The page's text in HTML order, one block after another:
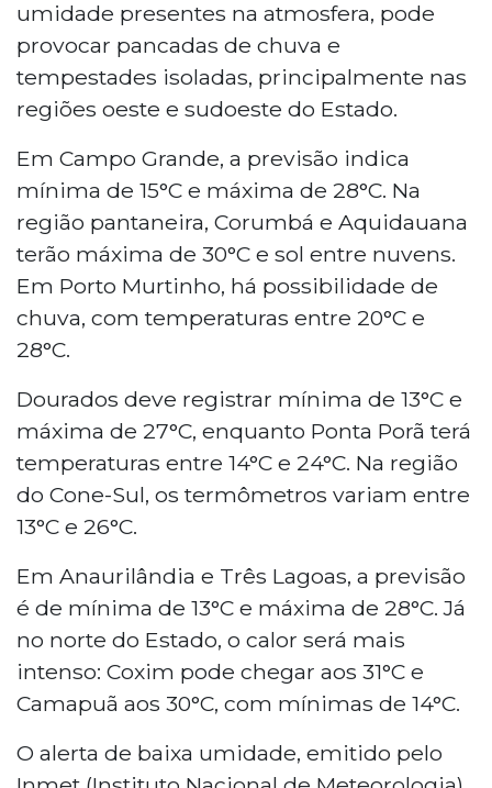
umidade presentes na atmosfera, pode
provocar pancadas de chuva e
tempestades isoladas, principalmente nas
regiões oeste e sudoeste do Estado.
Em Campo Grande, a previsão indica
mínima de 15°C e máxima de 28°C. Na
região pantaneira, Corumbá e Aquidauana
terão máxima de 30°C e sol entre nuvens.
Em Porto Murtinho, há possibilidade de
chuva, com temperaturas entre 20°C e
28°C.
Dourados deve registrar mínima de 13°C e
máxima de 27°C, enquanto Ponta Porã terá
temperaturas entre 14°C e 24°C. Na região
do Cone-Sul, os termômetros variam entre
13°C e 26°C.
Em Anaurilândia e Três Lagoas, a previsão
é de mínima de 13°C e máxima de 28°C. Já
no norte do Estado, o calor será mais
intenso: Coxim pode chegar aos 31°C e
Camapuã aos 30°C, com mínimas de 14°C.
O alerta de baixa umidade, emitido pelo